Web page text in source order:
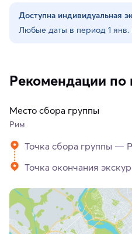
Доступна индивидуальная
Любые даты в период 1 янв.
Рекомендации
Место сбора группы
Рим
Точка сбора группы —
Точка окончания